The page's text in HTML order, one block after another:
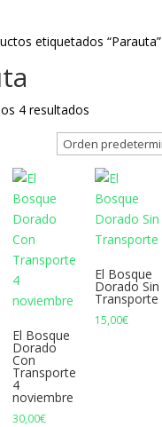
etiquetados “Parauta”
4 resultados
El Bosque
Dorado
Con
Transporte
4
noviembre
30,00€
El Bosque
Dorado Sin
Transporte
15,00€